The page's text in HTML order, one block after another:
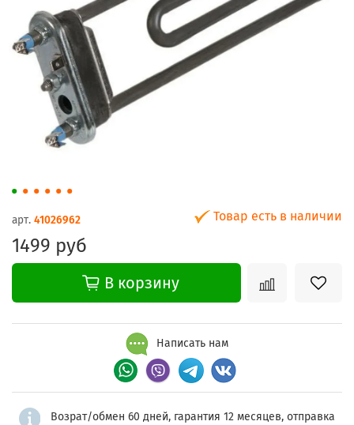
арт. 41026962 Товар есть в наличии
1499 руб
В корзину
Написать нам
Возрат/обмен 60 дней, гарантия 12 месяцев, отправка